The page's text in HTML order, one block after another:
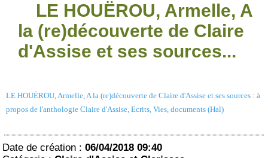
LE HOUËROU, Armelle, A
la (re)découverte de Claire
d'Assise et ses sources...
LE HOUËROU, Armelle, A la (re)découverte de Claire d'Assise et ses sources : à
propos de l'anthologie Claire d'Assise, Ecrits, Vies, documents (Hal)
Date de création : 06/04/2018 09:40